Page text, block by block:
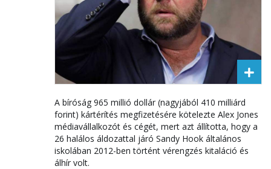
A bíróság 965 millió dollár (nagyjából 410 milliárd
forint) kártérítés megfizetésére kötelezte Alex Jones
médiavállalkozót és cégét, mert azt állította, hogy a
26 halálos áldozattal járó Sandy Hook általános
iskolában 2012-ben történt vérengzés kitaláció és
álhír volt.